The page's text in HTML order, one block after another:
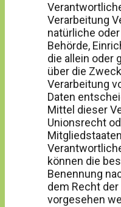
Verarbeitung
natürliche
Behörde,
die allein oder
über die
Verarbeitung
Daten
Mittel dieser
Unionsrecht
können die
Benennung
dem Recht
vorgesehen